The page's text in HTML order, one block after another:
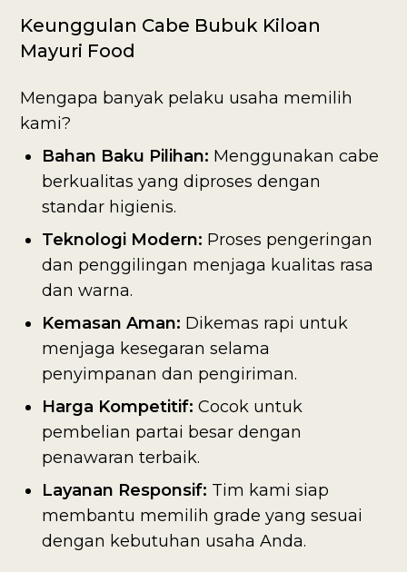
Keunggulan Cabe Bubuk Kiloan
Mayuri Food
Mengapa banyak pelaku usaha memilih
kami?
Bahan Baku Pilihan: Menggunakan cabe
berkualitas yang diproses dengan
standar higienis.
Teknologi Modern: Proses pengeringan
dan penggilingan menjaga kualitas rasa
dan warna.
Kemasan Aman: Dikemas rapi untuk
menjaga kesegaran selama
penyimpanan dan pengiriman.
Harga Kompetitif: Cocok untuk
pembelian partai besar dengan
penawaran terbaik.
Layanan Responsif: Tim kami siap
membantu memilih grade yang sesuai
dengan kebutuhan usaha Anda.